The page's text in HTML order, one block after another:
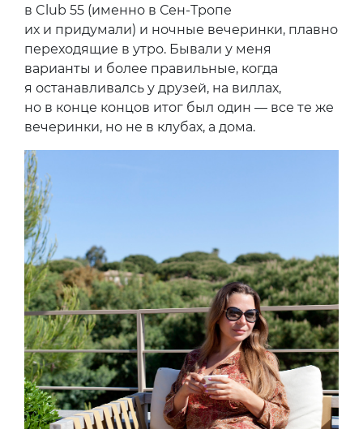
в Club 55 (именно в Сен-Тропе
их и придумали) и ночные вечеринки, плавно
переходящие в утро. Бывали у меня
варианты и более правильные, когда
я останавливалсь у друзей, на виллах,
но в конце концов итог был один — все те же
вечеринки, но не в клубах, а дома.